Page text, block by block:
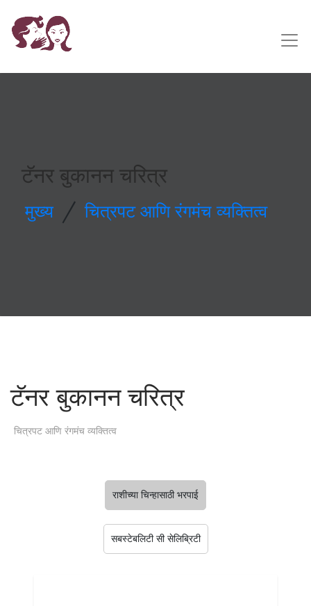
टॅनर बुकानन चरित्र
मुख्य / चित्रपट आणि रंगमंच व्यक्तित्व
टॅनर बुकानन चरित्र
चित्रपट आणि रंगमंच व्यक्तित्व
राशीच्या चिन्हासाठी भरपाई
सबस्टेबलिटी सी सेलिब्रिटी